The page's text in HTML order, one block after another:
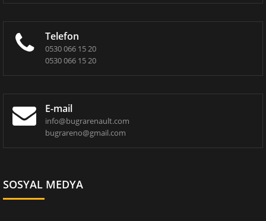
Telefon
0530 066 15 20
0530 066 15 20
E-mail
info@bugrarenault.com
bugrareno@gmail.com
SOSYAL MEDYA